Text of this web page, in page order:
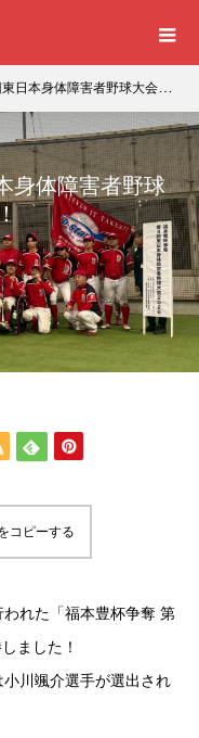
障害者野球大会」優勝を果たしました！
身体障害者野球
コピーする
れた「福本豊杯争奪 第
ました！
川颯介選手が選出され